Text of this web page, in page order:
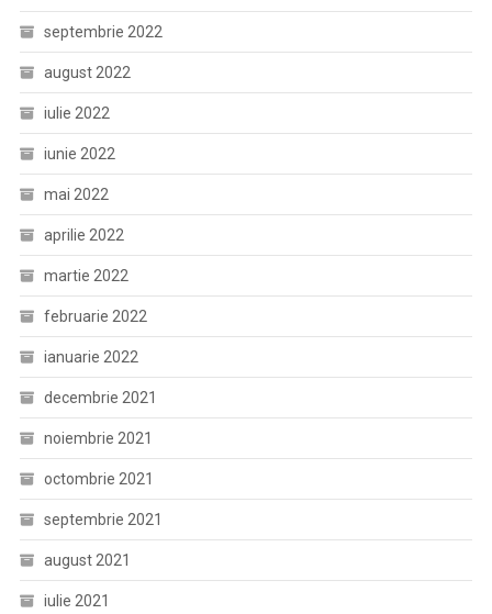
septembrie 2022
august 2022
iulie 2022
iunie 2022
mai 2022
aprilie 2022
martie 2022
februarie 2022
ianuarie 2022
decembrie 2021
noiembrie 2021
octombrie 2021
septembrie 2021
august 2021
iulie 2021